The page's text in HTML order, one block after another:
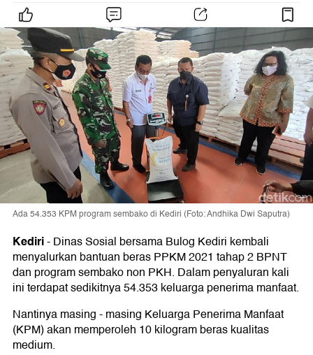
Ada 54.353 KPM program sembako di Kediri (Foto: Andhika Dwi Saputra)
Kediri-Dinas Sosial bersama Bulog Kediri kembali
menyalurkan bantuan beras PPKM 2021 tahap 2 BPNT
dan program sembako non PKH. Dalam penyaluran kali
ini terdapat sedikitnya 54.353 keluarga penerima manfaat.
Nantinya masing - masing Keluarga Penerima Manfaat
(KPM) akan memperoleh 10 kilogram beras kualitas
medium.